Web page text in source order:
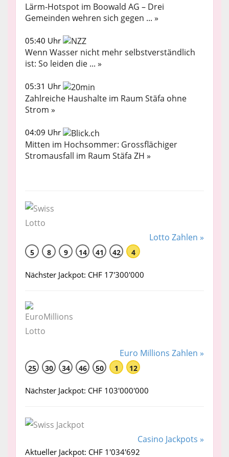
Lärm-Hotspot im Boowald AG – Drei
Gemeinden wehren sich gegen ... »
05:40 Uhr
Wenn Wasser nicht mehr selbstverständlich
ist: So leiden die ... »
05:31 Uhr
Zahlreiche Haushalte im Raum Stäfa ohne
Strom »
04:09 Uhr
Mitten im Hochsommer: Grossflächiger
Stromausfall im Raum Stäfa ZH »
Lotto Zahlen »
5 8 9 14 41 42 4
Nächster Jackpot: CHF 17'300'000
Euro Millions Zahlen »
25 30 34 46 50 1 12
Nächster Jackpot: CHF 103'000'000
Casino Jackpots »
Aktueller Jackpot: CHF 1'034'692